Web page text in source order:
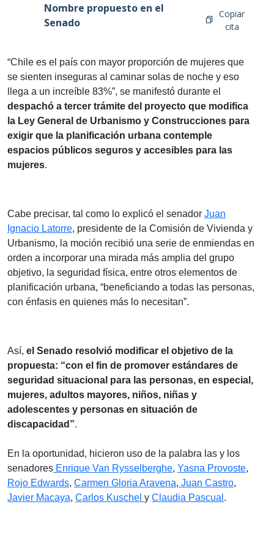
Nombre propuesto en el
Senado
Copiar
cita
“Chile es el país con mayor proporción de mujeres que
se sienten inseguras al caminar solas de noche y eso
llega a un increíble 83%”, se manifestó durante el
despachó a tercer trámite del proyecto que modifica
la Ley General de Urbanismo y Construcciones para
exigir que la planificación urbana contemple
espacios públicos seguros y accesibles para las
mujeres.
Cabe precisar, tal como lo explicó el senador Juan
Ignacio Latorre, presidente de la Comisión de Vivienda y
Urbanismo, la moción recibió una serie de enmiendas en
orden a incorporar una mirada más amplia del grupo
objetivo, la seguridad física, entre otros elementos de
planificación urbana, “beneficiando a todas las personas,
con énfasis en quienes más lo necesitan”.
Así, el Senado resolvió modificar el objetivo de la
propuesta: “con el fin de promover estándares de
seguridad situacional para las personas, en especial,
mujeres, adultos mayores, niños, niñas y
adolescentes y personas en situación de
discapacidad”.
En la oportunidad, hicieron uso de la palabra las y los
senadores Enrique Van Rysselberghe, Yasna Provoste,
Rojo Edwards, Carmen Gloria Aravena, Juan Castro,
Javier Macaya, Carlos Kuschel y Claudia Pascual .